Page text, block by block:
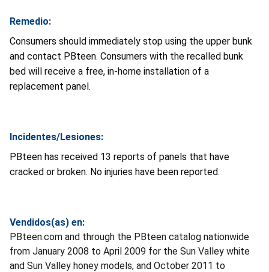
Remedio:
Consumers should immediately stop using the upper bunk
and contact PBteen. Consumers with the recalled bunk
bed will receive a free, in-home installation of a
replacement panel.
Incidentes/Lesiones:
PBteen has received 13 reports of panels that have
cracked or broken. No injuries have been reported.
Vendidos(as) en:
PBteen.com and through the PBteen catalog nationwide
from January 2008 to April 2009 for the Sun Valley white
and Sun Valley honey models, and October 2011 to